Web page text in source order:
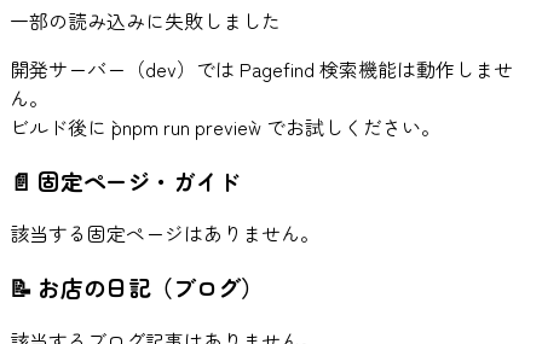
一部の読み込みに失敗しました
開発サーバー（dev）では Pagefind 検索機能は動作しませ
ん。
ビルド後に `pnpm run preview` でお試しください。
📄 固定ページ・ガイド
該当する固定ページはありません。
📝 お店の日記（ブログ）